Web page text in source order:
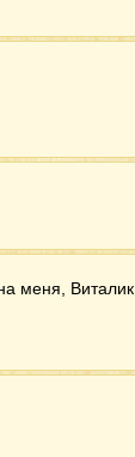
меня, Виталик